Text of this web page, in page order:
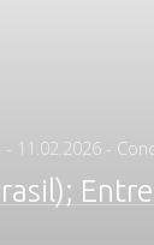
- Posted
11.02.2026 -